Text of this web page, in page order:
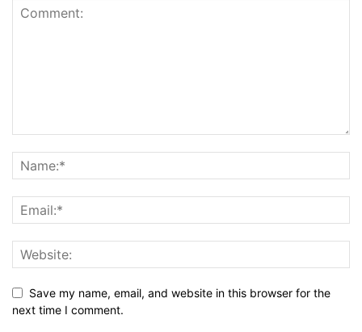
Save my name, email, and website in this browser for the
next time I comment.